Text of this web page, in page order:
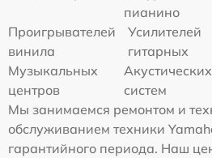
пианино
Проигрывателей
винила
Усилителей
гитарных
Музыкальных
центров
Акустических
систем
Мы занимаемся ремонтом и
обслуживанием техники
гарантийного периода. Наш